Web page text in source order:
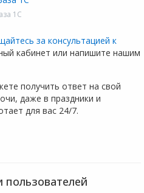
1С
за консультацией к
кабинет или напишите нашим
получить ответ на свой
даже в праздники и
для вас 24/7.